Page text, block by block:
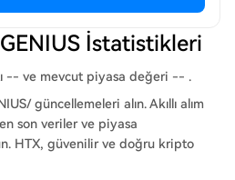
İstatistikleri
-- ve mevcut piyasa değeri -- .
güncellemeleri alın. Akıllı alım
son veriler ve piyasa
HTX, güvenilir ve doğru kripto